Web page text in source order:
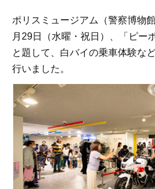
ポリスミュージアム（警察博物
月29日（水曜・祝日）、「ピー
と題して、白バイの乗車体験な
行いました。